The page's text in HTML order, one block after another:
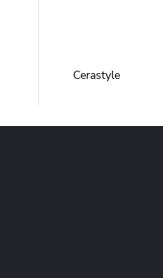
Cerastyle